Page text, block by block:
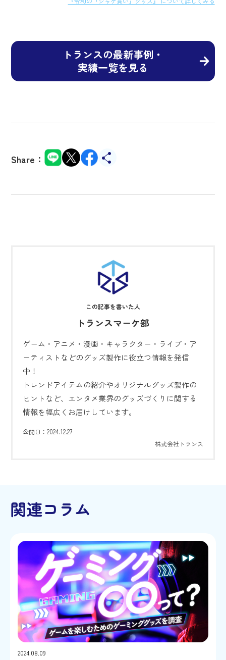
トランスの最新事例・
実績一覧を見る
Share：
トランスマーケ部
ゲーム・アニメ・漫画・キャラクター・ライブ・ア
ーティストなどのグッズ製作に役立つ情報を発信
中！
トレンドアイテムの紹介やオリジナルグッズ製作の
ヒントなど、エンタメ業界のグッズづくりに関する
情報を幅広くお届けしています。
公開日：2024.12.27
株式会社トランス
関連コラム
2024.08.09